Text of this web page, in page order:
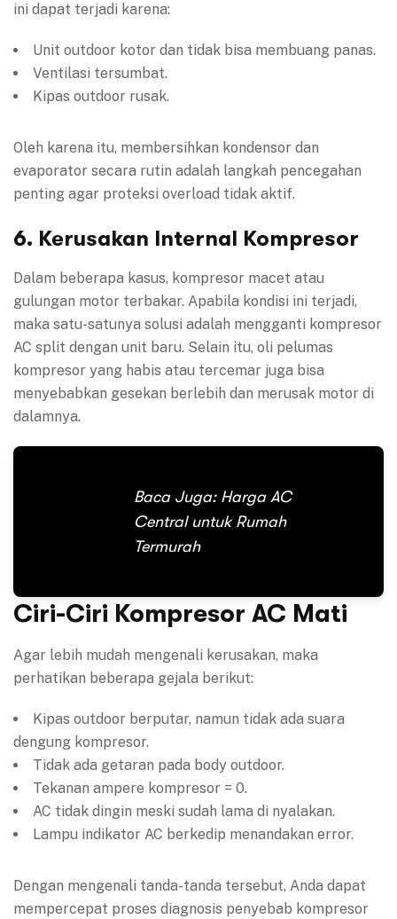
ini dapat terjadi karena:
Unit outdoor kotor dan tidak bisa membuang panas.
Ventilasi tersumbat.
Kipas outdoor rusak.
Oleh karena itu, membersihkan kondensor dan
evaporator secara rutin adalah langkah pencegahan
penting agar proteksi overload tidak aktif.
6. Kerusakan Internal Kompresor
Dalam beberapa kasus, kompresor macet atau
gulungan motor terbakar. Apabila kondisi ini terjadi,
maka satu-satunya solusi adalah mengganti kompresor
AC split dengan unit baru. Selain itu, oli pelumas
kompresor yang habis atau tercemar juga bisa
menyebabkan gesekan berlebih dan merusak motor di
dalamnya.
Baca Juga: Harga AC
Central untuk Rumah
Termurah
Ciri-Ciri Kompresor AC Mati
Agar lebih mudah mengenali kerusakan, maka
perhatikan beberapa gejala berikut:
Kipas outdoor berputar, namun tidak ada suara
dengung kompresor.
Tidak ada getaran pada body outdoor.
Tekanan ampere kompresor = 0.
AC tidak dingin meski sudah lama di nyalakan.
Lampu indikator AC berkedip menandakan error.
Dengan mengenali tanda-tanda tersebut, Anda dapat
mempercepat proses diagnosis penyebab kompresor